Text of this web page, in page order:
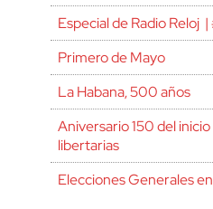
Especial de Radio Reloj
Primero de Mayo
La Habana, 500 años
Aniversario 150 del inicio
libertarias
Elecciones Generales